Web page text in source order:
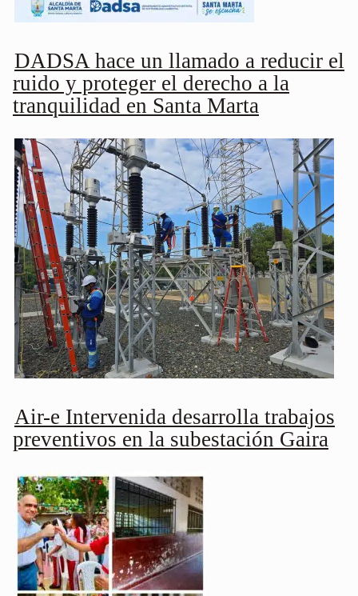
DADSA hace un llamado a reducir el
ruido y proteger el derecho a la
tranquilidad en Santa Marta
Air-e Intervenida desarrolla trabajos
preventivos en la subestación Gaira